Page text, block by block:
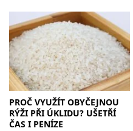
PROČ VYUŽÍT OBYČEJNOU
RÝŽI PŘI ÚKLIDU? UŠETŘÍ
ČAS I PENÍZE